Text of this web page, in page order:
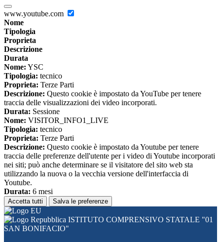
www.youtube.com
Nome
Tipologia
Proprieta
Descrizione
Durata
Nome: YSC
Tipologia: tecnico
Proprieta: Terze Parti
Descrizione: Questo cookie è impostato da YouTube per tenere
traccia delle visualizzazioni dei video incorporati.
Durata: Sessione
Nome: VISITOR_INFO1_LIVE
Tipologia: tecnico
Proprieta: Terze Parti
Descrizione: Questo cookie è impostato da Youtube per tenere
traccia delle preferenze dell'utente per i video di Youtube incorporati
nei siti; può anche determinare se il visitatore del sito web sta
utilizzando la nuova o la vecchia versione dell'interfaccia di
Youtube.
Durata: 6 mesi
Accetta tutti Salva le preferenze
ISTITUTO COMPRENSIVO STATALE "01
SAN BONIFACIO"